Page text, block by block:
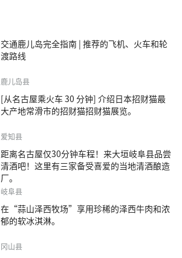
交通鹿儿岛完全指南 | 推荐的飞机、火车和轮
渡路线
鹿儿岛县
[从名古屋乘火车 30 分钟] 介绍日本招财猫最
大产地常滑市的招财猫招财猫展览。
爱知县
距离名古屋仅30分钟车程！来大垣岐阜县品尝
清酒吧！这里有三家备受喜爱的当地清酒酿造
厂。
岐阜县
在“蒜山泽西牧场”享用珍稀的泽西牛肉和浓
郁的软冰淇淋。
冈山县